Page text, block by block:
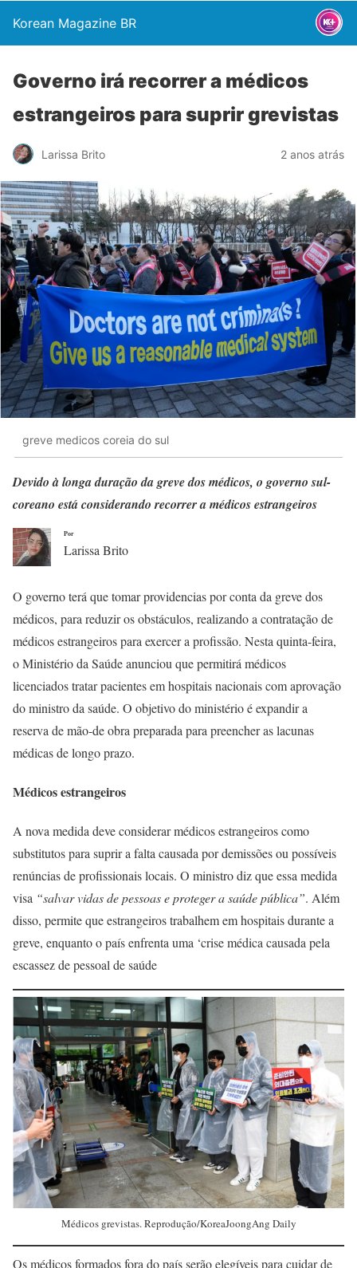
Korean Magazine BR
Governo irá recorrer a médicos
estrangeiros para suprir grevistas
Larissa Brito 2 anos atrás
greve medicos coreia do sul
Devido à longa duração da greve dos médicos, o governo sul-
coreano está considerando recorrer a médicos estrangeiros
Por
Larissa Brito
O governo terá que tomar providencias por conta da greve dos
médicos, para reduzir os obstáculos, realizando a contratação de
médicos estrangeiros para exercer a profissão. Nesta quinta-feira,
o Ministério da Saúde anunciou que permitirá médicos
licenciados tratar pacientes em hospitais nacionais com aprovação
do ministro da saúde. O objetivo do ministério é expandir a
reserva de mão-de obra preparada para preencher as lacunas
médicas de longo prazo.
Médicos estrangeiros
A nova medida deve considerar médicos estrangeiros como
substitutos para suprir a falta causada por demissões ou possíveis
renúncias de profissionais locais. O ministro diz que essa medida
visa “salvar vidas de pessoas e proteger a saúde pública”. Além
disso, permite que estrangeiros trabalhem em hospitais durante a
greve, enquanto o país enfrenta uma ‘crise médica causada pela
escassez de pessoal de saúde
Médicos grevistas. Reprodução/KoreaJoongAng Daily
Os médicos formados fora do país serão elegíveis para cuidar de